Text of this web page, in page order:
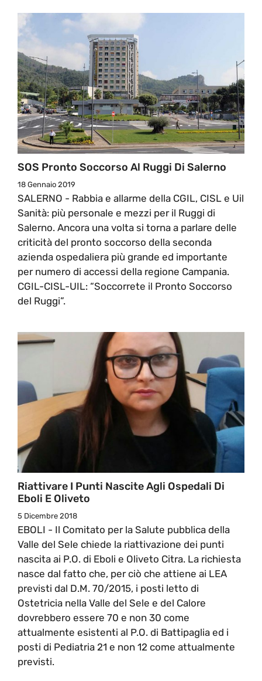
SOS Pronto Soccorso Al Ruggi Di Salerno
18 Gennaio 2019
SALERNO - Rabbia e allarme della CGIL, CISL e Uil
Sanità: più personale e mezzi per il Ruggi di
Salerno. Ancora una volta si torna a parlare delle
criticità del pronto soccorso della seconda
azienda ospedaliera più grande ed importante
per numero di accessi della regione Campania.
CGIL-CISL-UIL: “Soccorrete il Pronto Soccorso
del Ruggi”.
Riattivare I Punti Nascite Agli Ospedali Di
Eboli E Oliveto
5 Dicembre 2018
EBOLI - Il Comitato per la Salute pubblica della
Valle del Sele chiede la riattivazione dei punti
nascita ai P.O. di Eboli e Oliveto Citra. La richiesta
nasce dal fatto che, per ciò che attiene ai LEA
previsti dal D.M. 70/2015, i posti letto di
Ostetricia nella Valle del Sele e del Calore
dovrebbero essere 70 e non 30 come
attualmente esistenti al P.O. di Battipaglia ed i
posti di Pediatria 21 e non 12 come attualmente
previsti.